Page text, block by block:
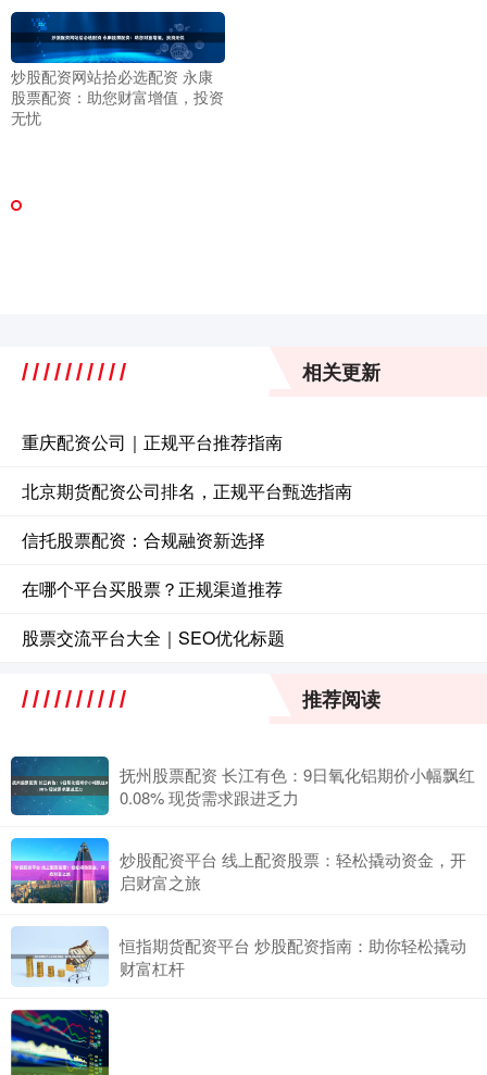
炒股配资网站拾必选配资 永康
股票配资：助您财富增值，投资
无忧
相关更新
重庆配资公司｜正规平台推荐指南
北京期货配资公司排名，正规平台甄选指南
信托股票配资：合规融资新选择
在哪个平台买股票？正规渠道推荐
股票交流平台大全｜SEO优化标题
推荐阅读
抚州股票配资 长江有色：9日氧化铝期价小幅飘红
0.08% 现货需求跟进乏力
炒股配资平台 线上配资股票：轻松撬动资金，开
启财富之旅
恒指期货配资平台 炒股配资指南：助你轻松撬动
财富杠杆